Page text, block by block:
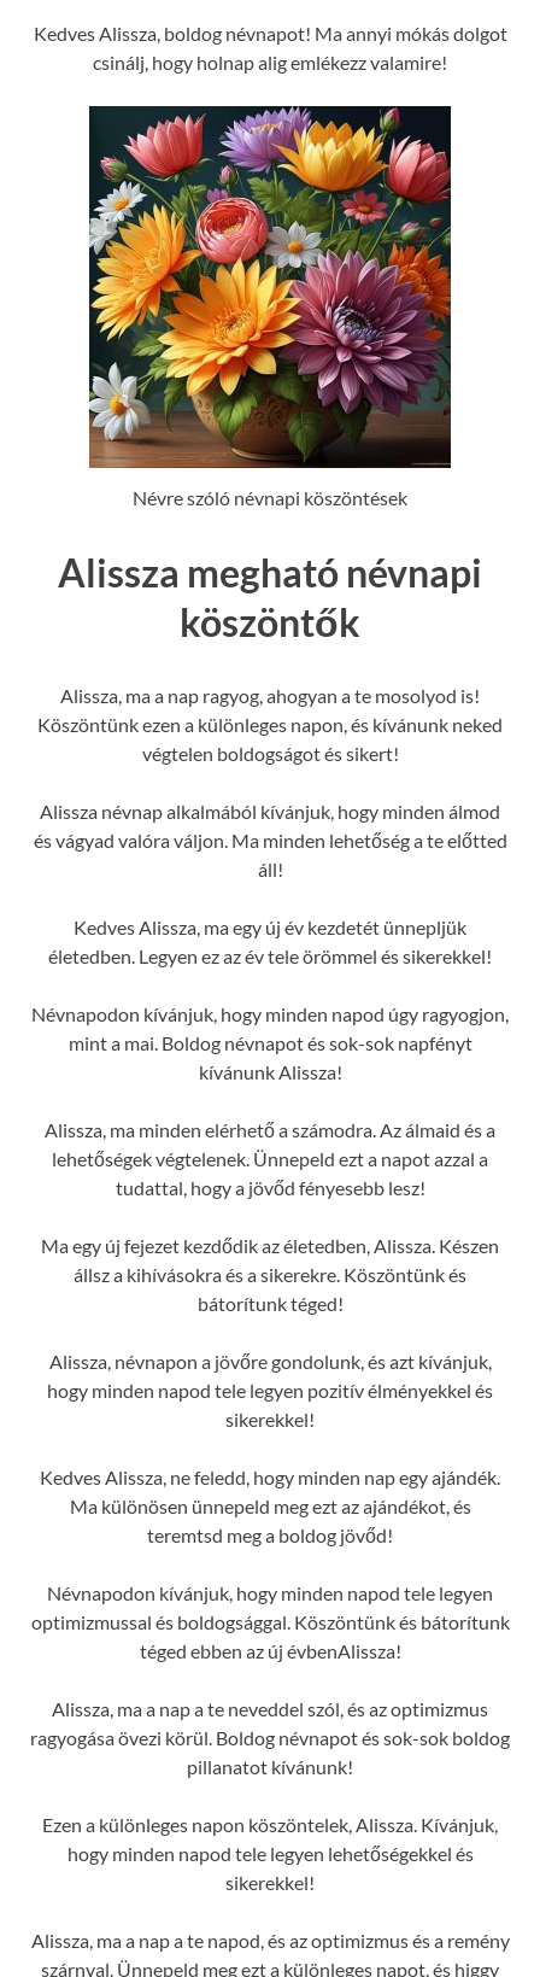
Kedves Alissza, boldog névnapot! Ma annyi mókás dolgot
csinálj, hogy holnap alig emlékezz valamire!
Névre szóló névnapi köszöntések
Alissza megható névnapi
köszöntők
Alissza, ma a nap ragyog, ahogyan a te mosolyod is!
Köszöntünk ezen a különleges napon, és kívánunk neked
végtelen boldogságot és sikert!
Alissza névnap alkalmából kívánjuk, hogy minden álmod
és vágyad valóra váljon. Ma minden lehetőség a te előtted
áll!
Kedves Alissza, ma egy új év kezdetét ünnepljük
életedben. Legyen ez az év tele örömmel és sikerekkel!
Névnapodon kívánjuk, hogy minden napod úgy ragyogjon,
mint a mai. Boldog névnapot és sok-sok napfényt
kívánunk Alissza!
Alissza, ma minden elérhető a számodra. Az álmaid és a
lehetőségek végtelenek. Ünnepeld ezt a napot azzal a
tudattal, hogy a jövőd fényesebb lesz!
Ma egy új fejezet kezdődik az életedben, Alissza. Készen
állsz a kihívásokra és a sikerekre. Köszöntünk és
bátorítunk téged!
Alissza, névnapon a jövőre gondolunk, és azt kívánjuk,
hogy minden napod tele legyen pozitív élményekkel és
sikerekkel!
Kedves Alissza, ne feledd, hogy minden nap egy ajándék.
Ma különösen ünnepeld meg ezt az ajándékot, és
teremtsd meg a boldog jövőd!
Névnapodon kívánjuk, hogy minden napod tele legyen
optimizmussal és boldogsággal. Köszöntünk és bátorítunk
téged ebben az új évbenAlissza!
Alissza, ma a nap a te neveddel szól, és az optimizmus
ragyogása övezi körül. Boldog névnapot és sok-sok boldog
pillanatot kívánunk!
Ezen a különleges napon köszöntelek, Alissza. Kívánjuk,
hogy minden napod tele legyen lehetőségekkel és
sikerekkel!
Alissza, ma a nap a te napod, és az optimizmus és a remény
szárnyal. Ünnepeld meg ezt a különleges napot, és higgy